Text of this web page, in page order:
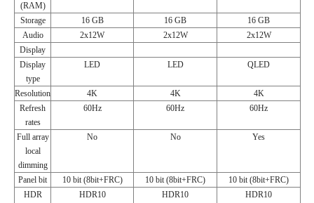
(RAM)
Storage 16 GB 16 GB
16 GB
Audio
2x12W 2x12W
2x12W
Display
Display
type
LED LED QLED
Resolution 4K 4K
4K
Refresh
rates
60Hz 60Hz 60Hz
Full array
local
dimming
No No Yes
Panel bit 10 bit (8bit+FRC) 10 bit (8bit+FRC)
10 bit (8bit+FRC)
HDR
HDR10
HDR10
HDR10